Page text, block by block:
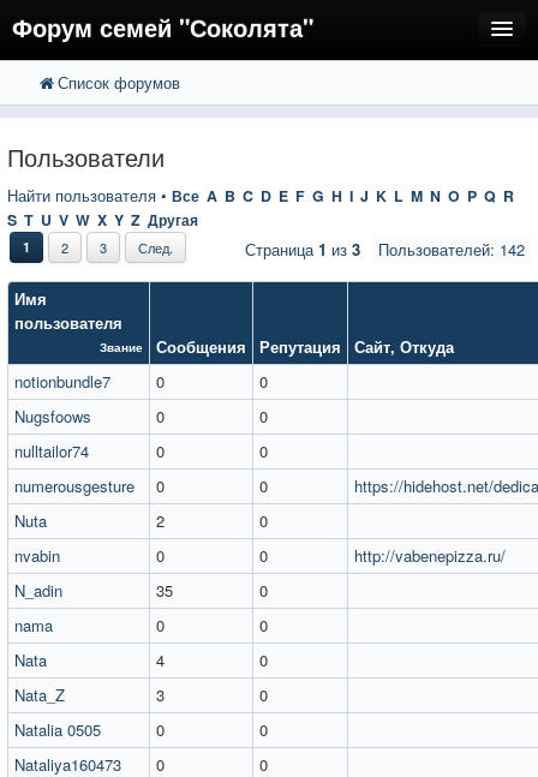
Форум семей "Соколята"
FAQ
Вход
Список форумов
Пользователи
Найти пользователя • Все A B C D E F G H I J K L M N O P Q R
S T U V W X Y Z Другая
Пользователей: 142
1 2 3 След. Страница1 из 3
Имя
пользователя
Звание Сообщения Репутация Сайт, Откуда
notionbundle7
0
0
Nugsfoows
0
0
nulltailor74
0
0
numerousgesture
0 0
https://hidehost.net/
Nuta
2
0
nvabin
0 0
http://vabenepizza.ru/
N_adin
35
0
nama
0
0
Nata
4
0
Nata_Z
3
0
Natalia 0505
0
0
Nataliya160473
0
0